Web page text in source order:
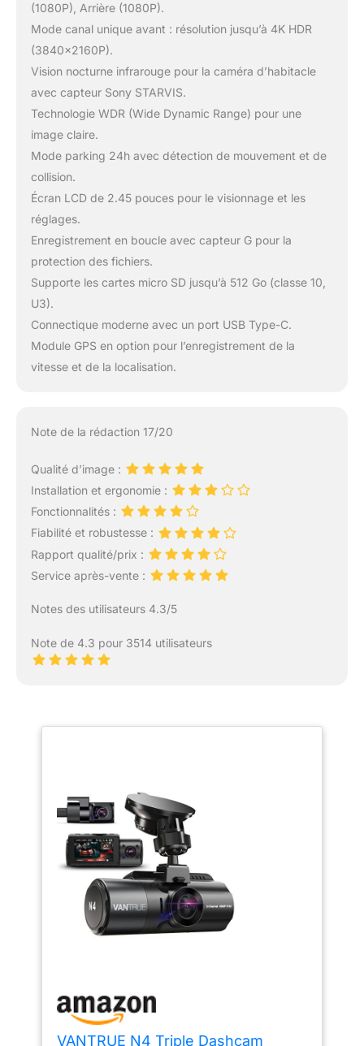
(1080P), Arrière (1080P).
Mode canal unique avant : résolution jusqu’à 4K HDR
(3840x2160P).
Vision nocturne infrarouge pour la caméra d’habitacle
avec capteur Sony STARVIS.
Technologie WDR (Wide Dynamic Range) pour une
image claire.
Mode parking 24h avec détection de mouvement et de
collision.
Écran LCD de 2.45 pouces pour le visionnage et les
réglages.
Enregistrement en boucle avec capteur G pour la
protection des fichiers.
Supporte les cartes micro SD jusqu’à 512 Go (classe 10,
U3).
Connectique moderne avec un port USB Type-C.
Module GPS en option pour l’enregistrement de la
vitesse et de la localisation.
Note de la rédaction 17/20
Qualité d’image :
Installation et ergonomie :
Fonctionnalités :
Fiabilité et robustesse :
Rapport qualité/prix :
Service après-vente :
Notes des utilisateurs 4.3/5
Note de 4.3 pour 3514 utilisateurs
VANTRUE N4 Triple Dashcam